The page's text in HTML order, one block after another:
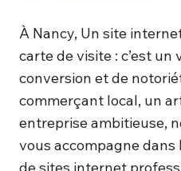
À Nancy, Un site
carte de visite : c’est
conversion et de
commerçant local, un
entreprise ambitieuse,
vous accompagne
de sites internet